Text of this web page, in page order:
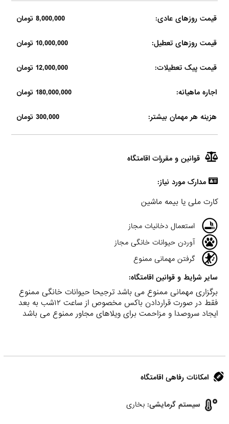
قیمت روزهای عادی: 8,000,000 تومان
قیمت روزهای تعطیل: 10,000,000 تومان
قیمت پیک تعطیلات: 12,000,000 تومان
اجاره ماهیانه: 180,000,000 تومان
هزینه هر مهمان بیشتر: 300,000 تومان
قوانین و مقررات اقامتگاه
مدارک مورد نیاز:
کارت ملی یا بیمه ماشین
استعمال دخانیات مجاز
آوردن حیوانات خانگی مجاز
گرفتن مهمانی ممنوع
سایر شرایط و قوانین اقامتگاه:
برگزاری مهمانی ممنوع می باشد ترجیحا حیوانات خانگی ممنوع
فقط در صورت قراردادن باکس مخصوص از ساعت ۱۲شب به بعد
ایجاد سروصدا و مزاحمت برای ویلاهای مجاور ممنوع می باشد
امکانات رفاهی اقامتگاه
سیستم گرمایشی: بخاری